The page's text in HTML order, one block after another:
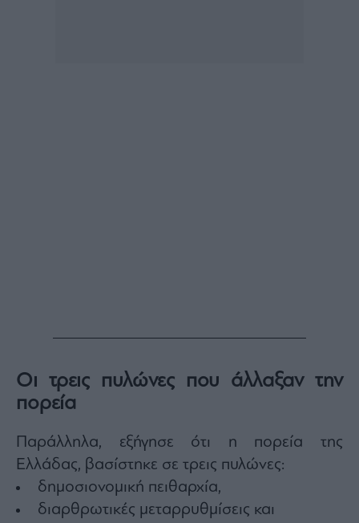
Οι τρεις πυλώνες που άλλαξαν την
πορεία
Παράλληλα, εξήγησε ότι η πορεία της
Ελλάδας, βασίστηκε σε τρεις πυλώνες:
δημοσιονομική πειθαρχία,
διαρθρωτικές μεταρρυθμίσεις και